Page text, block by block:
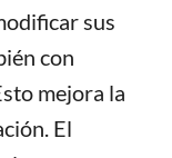
sus
con
mejora la
El